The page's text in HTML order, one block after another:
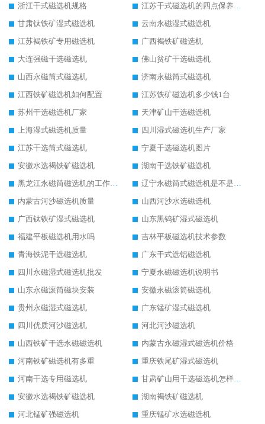
浙江干式磁选机规格
江苏干式磁选机的四点保养秘籍
甘肃钛铁矿湿式磁选机
云南永磁湿式磁选机
江苏褐铁矿专用磁选机
广西褐铁矿磁选机
大连强磁干选磁选机
佛山贫矿干选磁选机
山西永磁筒式磁选机
济南永磁筒式磁选机
江西铁矿磁选机如何配置
江苏铁矿磁选机多少钱1台
苏州干选磁选机厂家
天津矿山干选磁选机
上海湿式磁选机质量
四川湿式磁选机生产厂家
江苏干选筒式磁选机
宁夏干选磁选机图片
安徽水选褐铁矿磁选机
湖南干选铁矿磁选机
黑龙江永磁筒磁选机的工作原理
辽宁永磁筒式磁选机是不是强磁
内蒙古河沙磁选机质量
山西河沙水选磁选机
广西钛铁矿湿式磁选机
山东黑钨矿湿式磁选机
福建平板磁选机用水吗
吉林平板磁选机技术参数
青海铁泥干选磁选机
广东干式选铝磁选机
四川永磁湿式磁选机批发
宁夏永磁磁选机说明书
山东永磁滚筒磁块安装
安徽永磁滚筒磁选机
贵州永磁湿式磁选机
广东锰矿湿式磁选机
四川优质河沙磁选机
河北河沙磁选机
山西铁矿干选永磁磁选机
内蒙古永磁湿式磁选机价格
河南铁矿磁选机有多重
重庆铁尾矿湿式磁选机
河南干选专用磁选机
甘肃矿山用干选磁选机怎样调磁
安徽水选褐铁矿磁选机
湖南褐铁矿磁选机
河北锰矿强磁选机
重庆锰矿水选磁选机